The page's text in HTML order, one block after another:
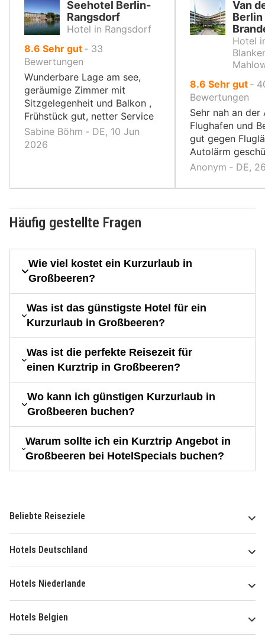
Seehotel Berlin-
Rangsdorf
Hotel in Rangsdorf
8.6 von
10,
Sehr gut ‐ 33
Bewertungen
Wunderbare Lage am see,
geräumige Zimmer mit
Sitzgelegenheit und Balkon ,
Frühstück gut, netter Service
Sabine Böhm ‐ DE, 10 Jun
2026
Van
Berlin
Hotel
8.6 von
10,
Sehr gut ‐
Bewertungen
Sehr nah an der
Flughafen und
gut gegen
Autolärm
Anonym ‐ DE,
Häufig gestellte Fragen
Wie viel kostet ein Kurzurlaub in
Großbeeren?
Was ist das günstigste Hotel für ein
Kurzurlaub in Großbeeren?
Was ist die perfekte Reisezeit für
einen Kurztrip in Großbeeren?
Wo kann ich günstigen Kurzurlaub in
Großbeeren buchen?
Warum sollte ich ein Kurztrip Angebot in
Großbeeren bei HotelSpecials buchen?
Beliebte Reiseziele
Hotels Deutschland
Hotels Niederlande
Hotels Belgien